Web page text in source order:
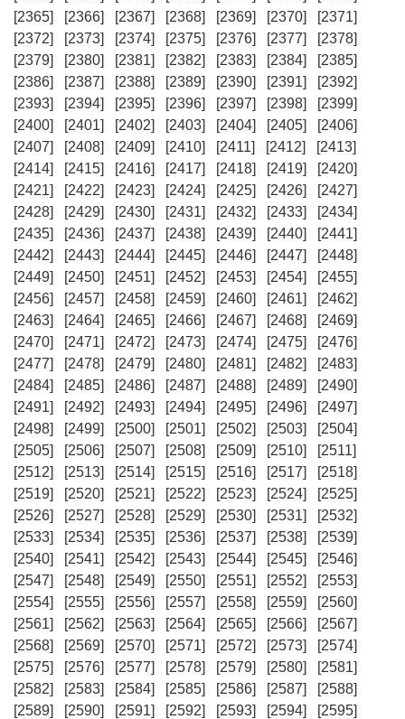
[2365]
[2366] [2367] [2368] [2369] [2370]
[2371]
[2372]
[2373] [2374] [2375] [2376] [2377]
[2378]
[2379]
[2380] [2381] [2382] [2383] [2384]
[2385]
[2386]
[2387] [2388] [2389] [2390] [2391]
[2392]
[2393]
[2394] [2395] [2396] [2397] [2398]
[2399]
[2400]
[2401] [2402] [2403] [2404] [2405]
[2406]
[2407]
[2408] [2409] [2410] [2411] [2412]
[2413]
[2414]
[2415] [2416] [2417] [2418] [2419]
[2420]
[2421]
[2422] [2423] [2424] [2425] [2426]
[2427]
[2428]
[2429] [2430] [2431] [2432] [2433]
[2434]
[2435]
[2436] [2437] [2438] [2439] [2440]
[2441]
[2442]
[2443] [2444] [2445] [2446] [2447]
[2448]
[2449]
[2450] [2451] [2452] [2453] [2454]
[2455]
[2456]
[2457] [2458] [2459] [2460] [2461]
[2462]
[2463]
[2464] [2465] [2466] [2467] [2468]
[2469]
[2470]
[2471] [2472] [2473] [2474] [2475]
[2476]
[2477]
[2478] [2479] [2480] [2481] [2482]
[2483]
[2484]
[2485] [2486] [2487] [2488] [2489]
[2490]
[2491]
[2492] [2493] [2494] [2495] [2496]
[2497]
[2498]
[2499] [2500] [2501] [2502] [2503]
[2504]
[2505]
[2506] [2507] [2508] [2509] [2510]
[2511]
[2512]
[2513] [2514] [2515] [2516] [2517]
[2518]
[2519]
[2520] [2521] [2522] [2523] [2524]
[2525]
[2526]
[2527] [2528] [2529] [2530] [2531]
[2532]
[2533]
[2534] [2535] [2536] [2537] [2538]
[2539]
[2540]
[2541] [2542] [2543] [2544] [2545]
[2546]
[2547]
[2548] [2549] [2550] [2551] [2552]
[2553]
[2554]
[2555] [2556] [2557] [2558] [2559]
[2560]
[2561]
[2562] [2563] [2564] [2565] [2566]
[2567]
[2568]
[2569] [2570] [2571] [2572] [2573]
[2574]
[2575]
[2576] [2577] [2578] [2579] [2580]
[2581]
[2582]
[2583] [2584] [2585] [2586] [2587]
[2588]
[2589]
[2590] [2591] [2592] [2593] [2594]
[2595]